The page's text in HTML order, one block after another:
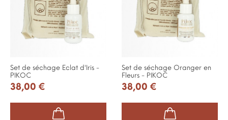
Set de séchage Eclat d'Iris -
PIKOC
38,00 €
Set de séchage Oranger en
Fleurs - PIKOC
38,00 €